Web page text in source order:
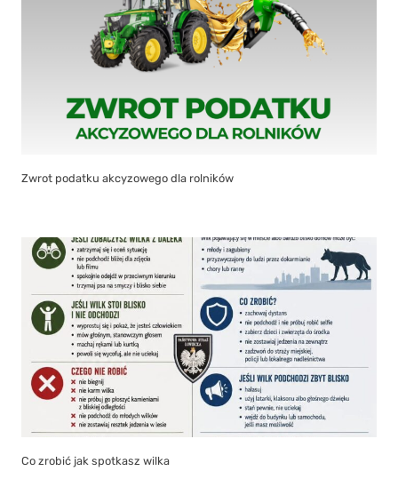
Zwrot podatku akcyzowego dla rolników
Co zrobić jak spotkasz wilka